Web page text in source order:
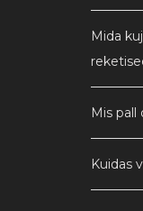
Mida
Mis pall
Kuidas